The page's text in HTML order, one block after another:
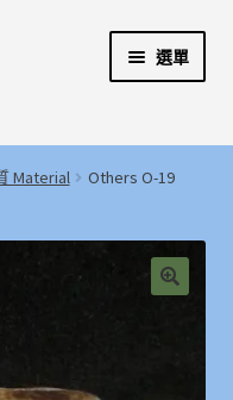
選單
開
單
子
選
展
開
Material Others O-19